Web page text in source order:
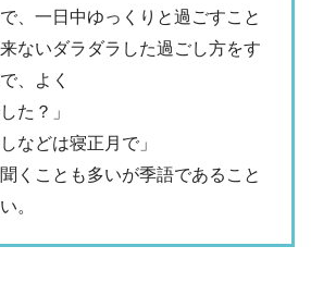
、一日中ゆっくりと過ごすこと
ないダラダラした過ごし方をす
、よく
た？」
などは寝正月で」
くことも多いが季語であること
。